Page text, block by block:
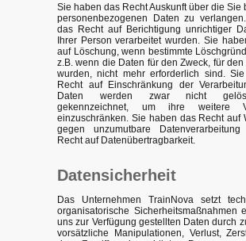
Sie haben das Recht Auskunft über die Sie
personenbezogenen Daten zu
das Recht auf Berichtigung unrichtiger
Ihrer Person verarbeitet wurden. Sie
auf Löschung, wenn bestimmte
z.B. wenn die Daten für den Zweck, für
wurden, nicht mehr erforderlich sind.
Recht auf Einschränkung der
Daten werden zwar nicht
gekennzeichnet, um ihre weitere
einzuschränken. Sie haben das Recht auf
gegen unzumutbare
Recht auf Datenübertragbarkeit.
Datensicherheit
Das Unternehmen TrainNova setzt
organisatorische Sicherheitsmaßnahmen
uns zur Verfügung gestellten Daten durch
vorsätzliche Manipulationen, Verlust,